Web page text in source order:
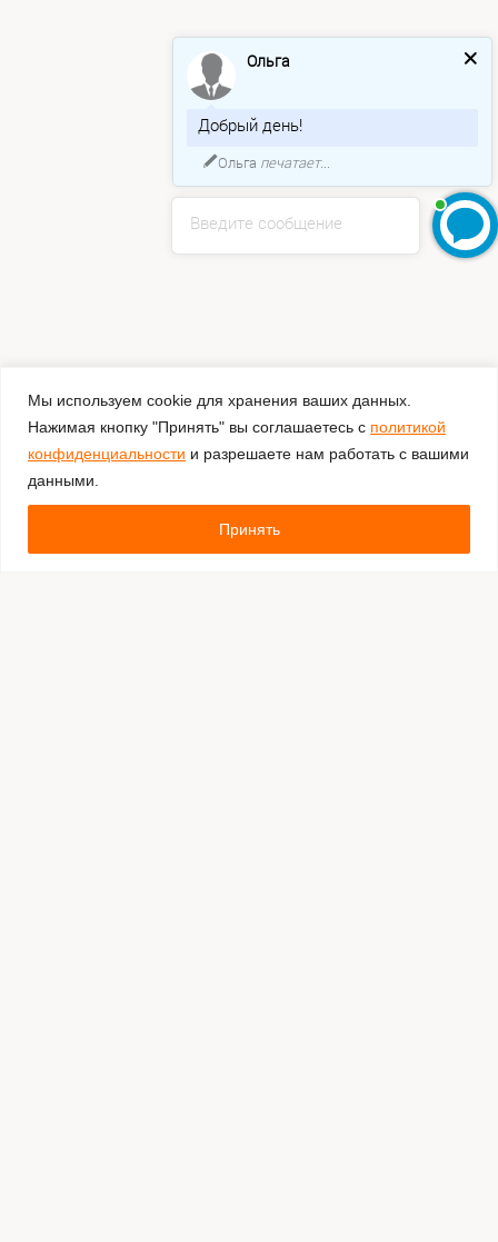
Мы используем cookie для хранения ваших данных.
Нажимая кнопку "Принять" вы соглашаетесь с политикой
конфиденциальности и разрешаете нам работать с вашими
данными.
Принять
Введите сообщение
Ольга
Добрый день!
Ольга печатает...